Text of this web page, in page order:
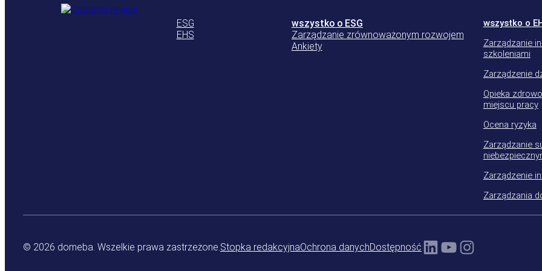
ESG
EHS
wszystko o ESG
Zarządzanie zrównoważonym rozwojem
Ankiety
wszystko o
Zarządzanie
szkoleniami
Zarządzenie
Opieka
miejscu pracy
Ocena ryzyka
Zarządzanie
Zarządzenie
Zarządzania
© 2026 domeba. Wszelkie prawa zastrzeżone.Stopka redakcyjnaOchrona danychDostępnośćLinkedIn
YouTube
Instagram